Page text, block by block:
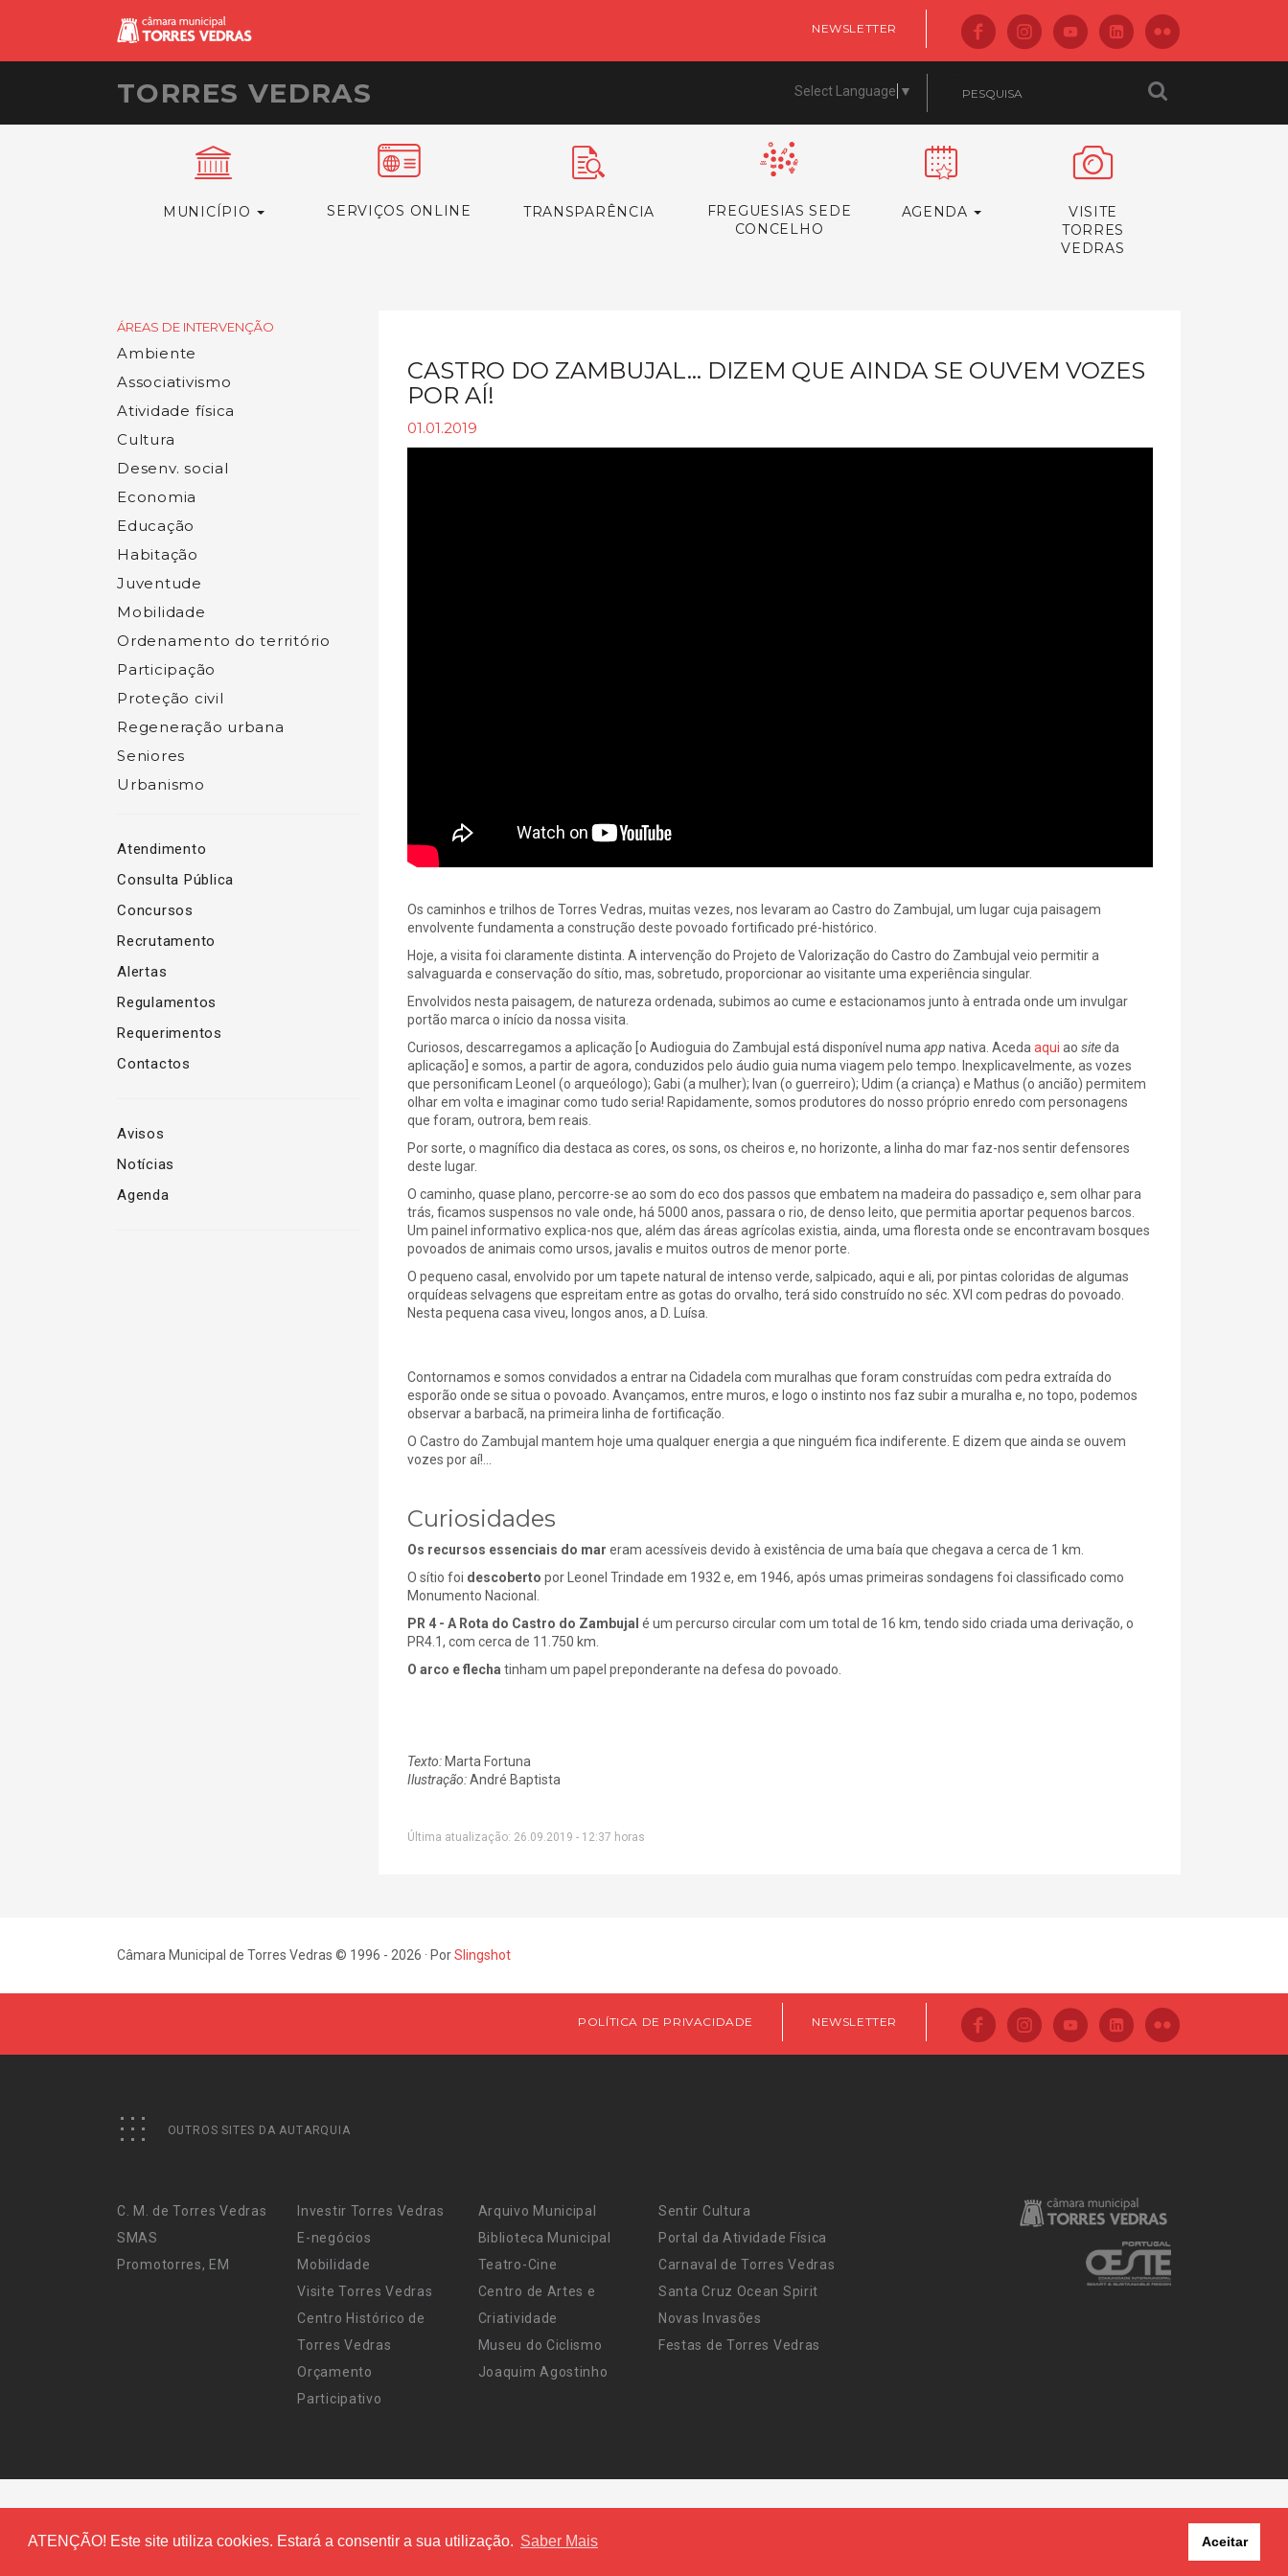
ATENÇÃO! Este site utiliza cookies. Estará a consentir a sua utilização. Saber Mais Aceitar
NEWSLETTER
TORRES VEDRAS Select Language ▼
MUNICÍPIO SERVIÇOS ONLINE TRANSPARÊNCIA
FREGUESIAS SEDE
CONCELHO
AGENDA
VISITE
TORRES
VEDRAS
ÁREAS DE INTERVENÇÃO
Ambiente
Associativismo
Atividade física
Cultura
Desenv. social
Economia
Educação
Habitação
Juventude
Mobilidade
Ordenamento do território
Participação
Proteção civil
Regeneração urbana
Seniores
Urbanismo
Atendimento
Consulta Pública
Concursos
Recrutamento
Alertas
Regulamentos
Requerimentos
Contactos
Avisos
Notícias
Agenda
CASTRO DO ZAMBUJAL… DIZEM QUE AINDA SE OUVEM VOZES
POR AÍ!
01.01.2019
Os caminhos e trilhos de Torres Vedras, muitas vezes, nos levaram ao Castro do Zambujal, um lugar cuja paisagem
envolvente fundamenta a construção deste povoado fortificado pré-histórico.
Hoje, a visita foi claramente distinta. A intervenção do Projeto de Valorização do Castro do Zambujal veio permitir a
salvaguarda e conservação do sítio, mas, sobretudo, proporcionar ao visitante uma experiência singular.
Envolvidos nesta paisagem, de natureza ordenada, subimos ao cume e estacionamos junto à entrada onde um invulgar
portão marca o início da nossa visita.
Curiosos, descarregamos a aplicação [o Audioguia do Zambujal está disponível numa app nativa. Aceda aqui ao siteda
aplicação] e somos, a partir de agora, conduzidos pelo áudio guia numa viagem pelo tempo. Inexplicavelmente, as vozes
que personificam Leonel (o arqueólogo); Gabi (a mulher); Ivan (o guerreiro); Udim (a criança) e Mathus (o ancião) permitem
olhar em volta e imaginar como tudo seria! Rapidamente, somos produtores do nosso próprio enredo com personagens
que foram, outrora, bem reais.
Por sorte, o magnífico dia destaca as cores, os sons, os cheiros e, no horizonte, a linha do mar faz-nos sentir defensores
deste lugar.
O caminho, quase plano, percorre-se ao som do eco dos passos que embatem na madeira do passadiço e, sem olhar para
trás, ficamos suspensos no vale onde, há 5000 anos, passara o rio, de denso leito, que permitia aportar pequenos barcos.
Um painel informativo explica-nos que, além das áreas agrícolas existia, ainda, uma floresta onde se encontravam bosques
povoados de animais como ursos, javalis e muitos outros de menor porte.
O pequeno casal, envolvido por um tapete natural de intenso verde, salpicado, aqui e ali, por pintas coloridas de algumas
orquídeas selvagens que espreitam entre as gotas do orvalho, terá sido construído no séc. XVI com pedras do povoado.
Nesta pequena casa viveu, longos anos, a D. Luísa.
Contornamos e somos convidados a entrar na Cidadela com muralhas que foram construídas com pedra extraída do
esporão onde se situa o povoado. Avançamos, entre muros, e logo o instinto nos faz subir a muralha e, no topo, podemos
observar a barbacã, na primeira linha de fortificação.
O Castro do Zambujal mantem hoje uma qualquer energia a que ninguém fica indiferente. E dizem que ainda se ouvem
vozes por aí!...
Curiosidades
Os recursos essenciais do mar eram acessíveis devido à existência de uma baía que chegava a cerca de 1 km.
O sítio foi descoberto por Leonel Trindade em 1932 e, em 1946, após umas primeiras sondagens foi classificado como
Monumento Nacional.
PR 4 - A Rota do Castro do Zambujal é um percurso circular com um total de 16 km, tendo sido criada uma derivação, o
PR4.1, com cerca de 11.750 km.
O arco e flecha tinham um papel preponderante na defesa do povoado.
Texto: Marta Fortuna
Ilustração:André Baptista
Última atualização: 26.09.2019 - 12:37 horas
Câmara Municipal de Torres Vedras © 1996 - 2026 · PorSlingshot
POLÍTICA DE PRIVACIDADE NEWSLETTER
OUTROS SITES DA AUTARQUIA
C. M. de Torres Vedras
SMAS
Promotorres, EM
Investir Torres Vedras
E-negócios
Mobilidade
Visite Torres Vedras
Centro Histórico de
Torres Vedras
Orçamento
Participativo
Arquivo Municipal
Biblioteca Municipal
Teatro-Cine
Centro de Artes e
Criatividade
Museu do Ciclismo
Joaquim Agostinho
Sentir Cultura
Portal da Atividade Física
Carnaval de Torres Vedras
Santa Cruz Ocean Spirit
Novas Invasões
Festas de Torres Vedras